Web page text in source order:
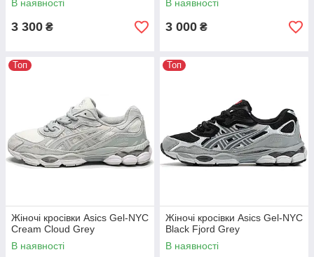
В наявності
3 300 ₴
В наявності
3 000 ₴
Топ
Жіночі кросівки Asics Gel-NYC
Cream Cloud Grey
В наявності
Топ
Жіночі кросівки Asics Gel-NYC
Black Fjord Grey
В наявності